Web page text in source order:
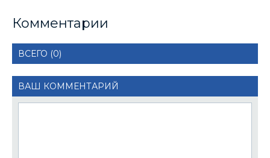
Комментарии
ВСЕГО (0)
ВАШ КОММЕНТАРИЙ